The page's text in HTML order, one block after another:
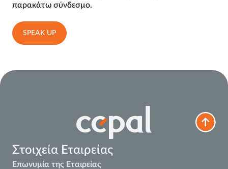
παρακάτω σύνδεσμο.
SPEAK UP
Στοιχεία Εταιρείας
Επωνυμία της Εταιρείας